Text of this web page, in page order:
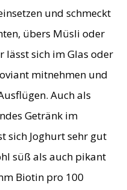
und schmeckt
übers Müsli oder
lässt sich im Glas oder
mitnehmen und
Auch als
Getränk im
sich Joghurt sehr gut
süß als auch pikant
Biotin pro 100